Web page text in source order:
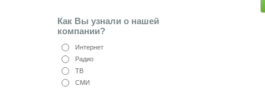
Как Вы узнали о нашей
компании?
Интернет
Радио
ТВ
СМИ